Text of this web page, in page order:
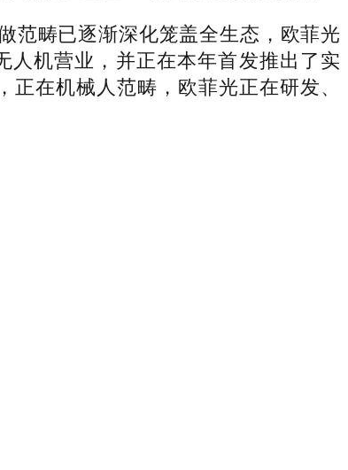
畴已逐渐深化笼盖全生态，欧菲光
机营业，并正在本年首发推出了实
在机械人范畴，欧菲光正在研发、